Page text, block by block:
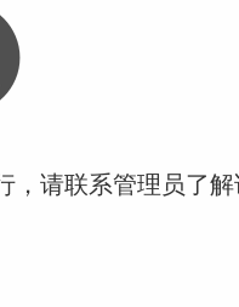
，请联系管理员了